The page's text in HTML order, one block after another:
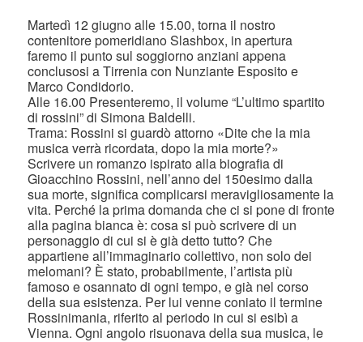
Martedì 12 giugno alle 15.00, torna il nostro
contenitore pomeridiano Slashbox, in apertura
faremo il punto sul soggiorno anziani appena
conclusosi a Tirrenia con Nunziante Esposito e
Marco Condidorio.
Alle 16.00 Presenteremo, il volume “L’ultimo spartito
di rossini” di Simona Baldelli.
Trama: Rossini si guardò attorno «Dite che la mia
musica verrà ricordata, dopo la mia morte?»
Scrivere un romanzo ispirato alla biografia di
Gioacchino Rossini, nell’anno del 150esimo dalla
sua morte, significa complicarsi meravigliosamente la
vita. Perché la prima domanda che ci si pone di fronte
alla pagina bianca è: cosa si può scrivere di un
personaggio di cui si è già detto tutto? Che
appartiene all’immaginario collettivo, non solo dei
melomani? È stato, probabilmente, l’artista più
famoso e osannato di ogni tempo, e già nel corso
della sua esistenza. Per lui venne coniato il termine
Rossinimania, riferito al periodo in cui si esibì a
Vienna. Ogni angolo risuonava della sua musica, le